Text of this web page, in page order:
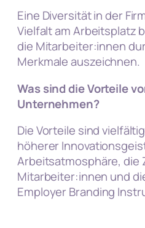
Eine Diversität in der
Vielfalt am Arbeitsplatz
die Mitarbeiter:innen
Merkmale auszeichnen.
Was sind die Vorteile
Unternehmen?
Die Vorteile sind
höherer
Arbeitsatmosphäre, die
Mitarbeiter:innen und
Employer Branding